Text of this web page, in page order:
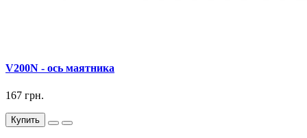
V200N - ось маятника
167 грн.
Купить